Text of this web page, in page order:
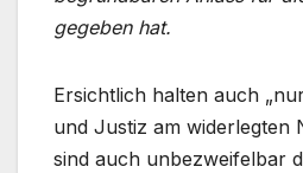
gegeben hat.
Ersichtlich halten auch
und Justiz am widerlegten
sind auch unbezweifelbar